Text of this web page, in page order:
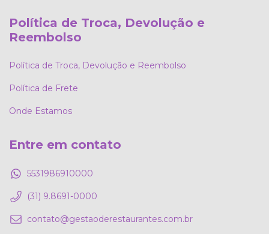
Política de Troca, Devolução e
Reembolso
Política de Troca, Devolução e Reembolso
Política de Frete
Onde Estamos
Entre em contato
5531986910000
(31) 9.8691-0000
contato@gestaoderestaurantes.com.br